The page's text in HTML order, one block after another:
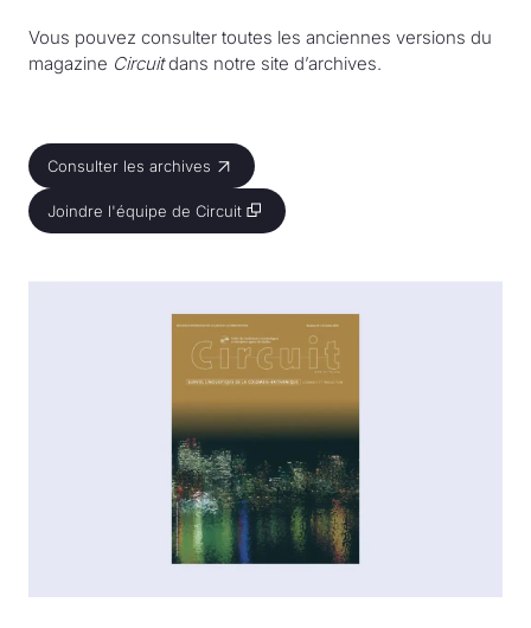
Vous pouvez consulter toutes les anciennes versions du
magazine Circuitdans notre site d’archives.
Consulter les archives
Consulter les archives
Joindre l'équipe de Circuit
Joindre l'équipe de Circuit